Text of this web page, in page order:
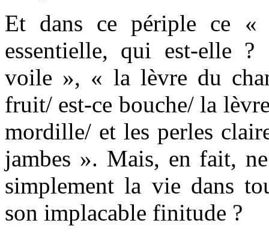
Et dans ce périple ce
essentielle, qui est-elle
voile », « la lèvre du
fruit/ est-ce bouche/ la
mordille/ et les perles
jambes ». Mais, en fait,
simplement la vie dans
son implacable finitude ?